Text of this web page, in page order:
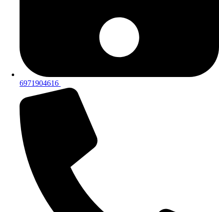
6971904616